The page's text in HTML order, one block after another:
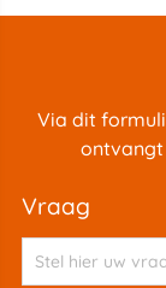
Via dit
ontvangt
vraag